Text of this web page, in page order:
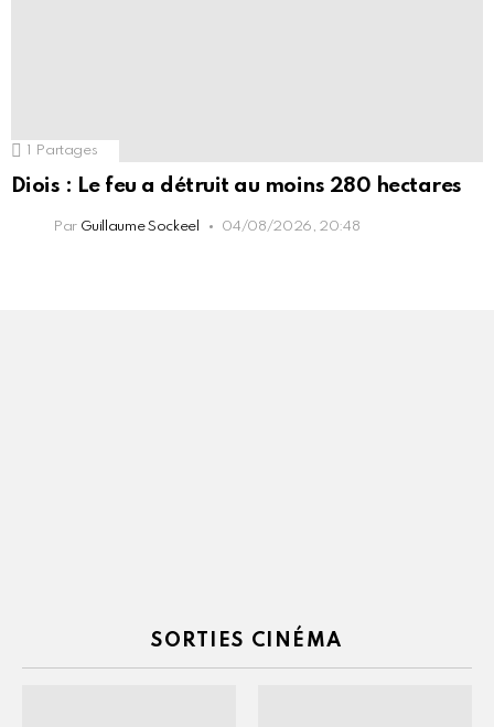
1 Partages
Diois : Le feu a détruit au moins 280 hectares
Par Guillaume Sockeel 04/08/2026, 20:48
SORTIES CINÉMA